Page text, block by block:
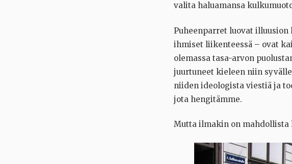
valita haluamansa
Puheenparret luovat
ihmiset liikenteessä – ovat
olemassa tasa-arvon
juurtuneet kieleen niin
niiden ideologista viestiä ja
jota hengitämme.
Mutta ilmakin on mahdollista